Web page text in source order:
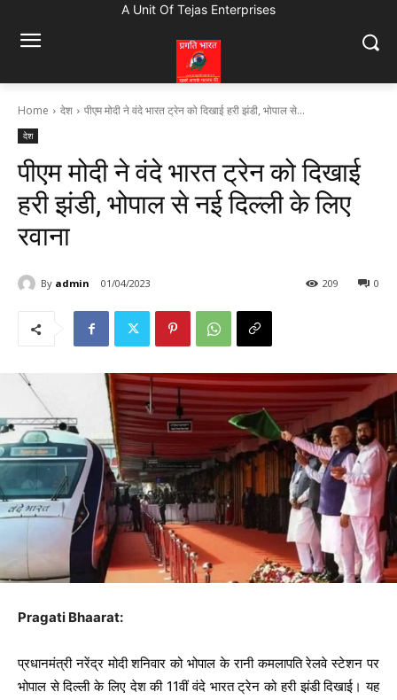
A Unit Of Tejas Enterprises
Home देश पीएम मोदी ने वंदे भारत ट्रेन को दिखाई हरी झंडी, भोपाल से...
देश
पीएम मोदी ने वंदे भारत ट्रेन को दिखाई
हरी झंडी, भोपाल से नई दिल्ली के लिए
रवाना
By admin 01/04/2023 0
209
Pragati Bhaarat:
प्रधानमंत्री नरेंद्र मोदी शनिवार को भोपाल के रानी कमलापति रेलवे स्टेशन पर
भोपाल से दिल्ली के लिए देश की 11वीं वंदे भारत ट्रेन को हरी झंडी दिखाई। यह